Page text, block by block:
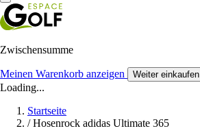
Zwischensumme
Meinen Warenkorb anzeigen Weiter einkaufen
Loading...
Startseite
/ Hosenrock adidas Ultimate 365